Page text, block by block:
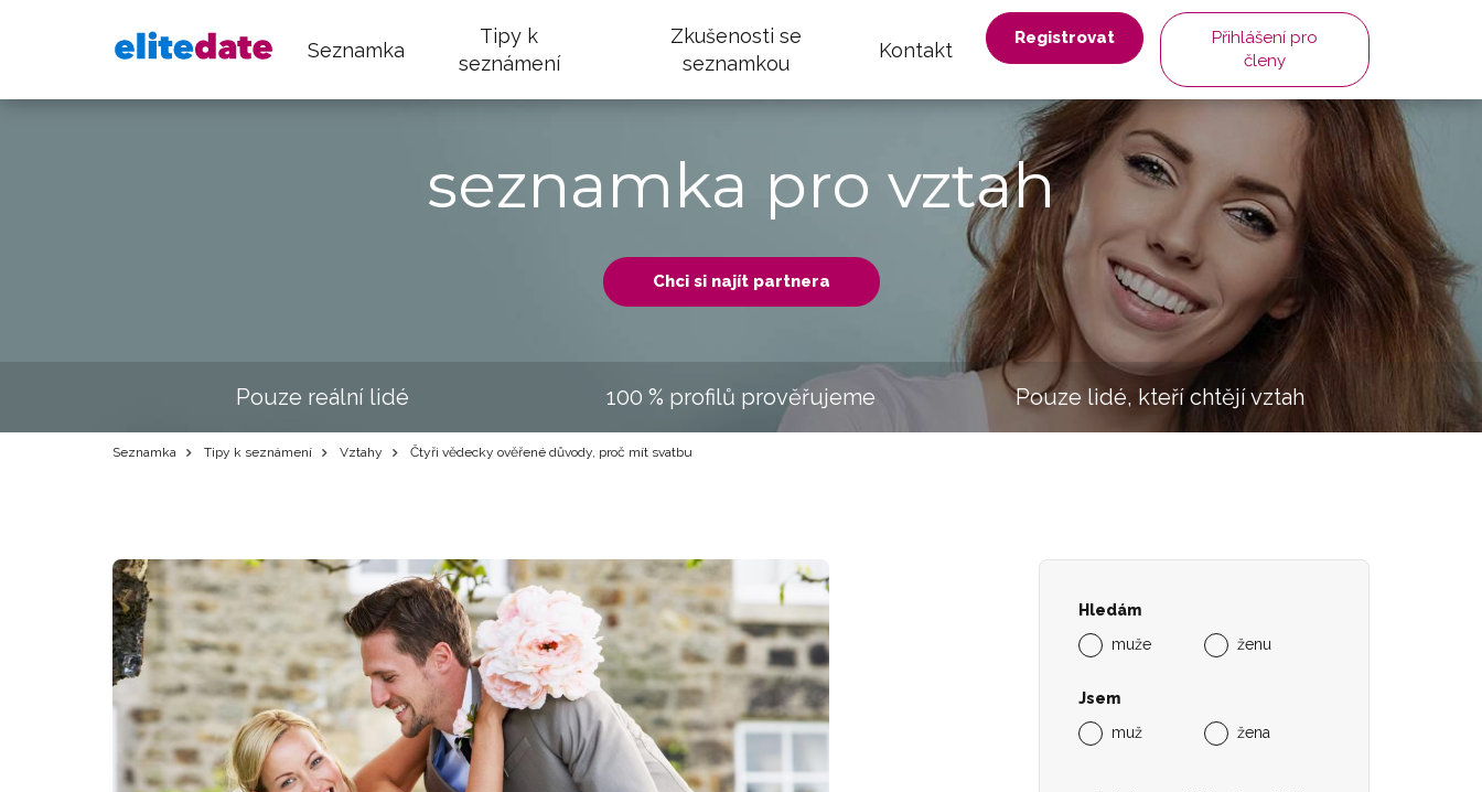
Seznamka
Tipy k
seznámení
Zkušenosti se
seznamkou
Kontakt
Registrovat
Přihlášení pro
členy
seznamka pro vztah
Chci si najít partnera
Pouze reální lidé 100 % profilů prověřujeme Pouze lidé, kteří chtějí vztah
Seznamka Tipy k seznámení Vztahy Čtyři vědecky ověřené důvody, proč mít svatbu
Hledám
muže
ženu
Jsem
muž
žena